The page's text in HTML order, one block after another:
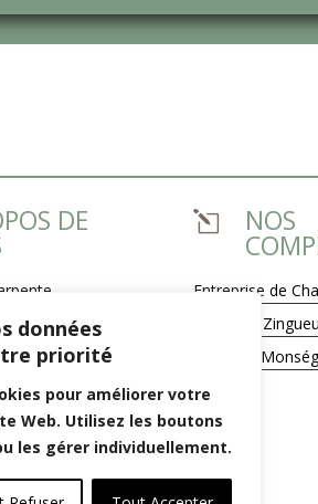
données
priorité
pour améliorer votre
Web. Utilisez les boutons
les gérer individuellement.
DE
de Guyenne
plus de 15 ans
la conception et
solivages
proposons des
l NOS
Entreprise de
Couvreur
La Réole